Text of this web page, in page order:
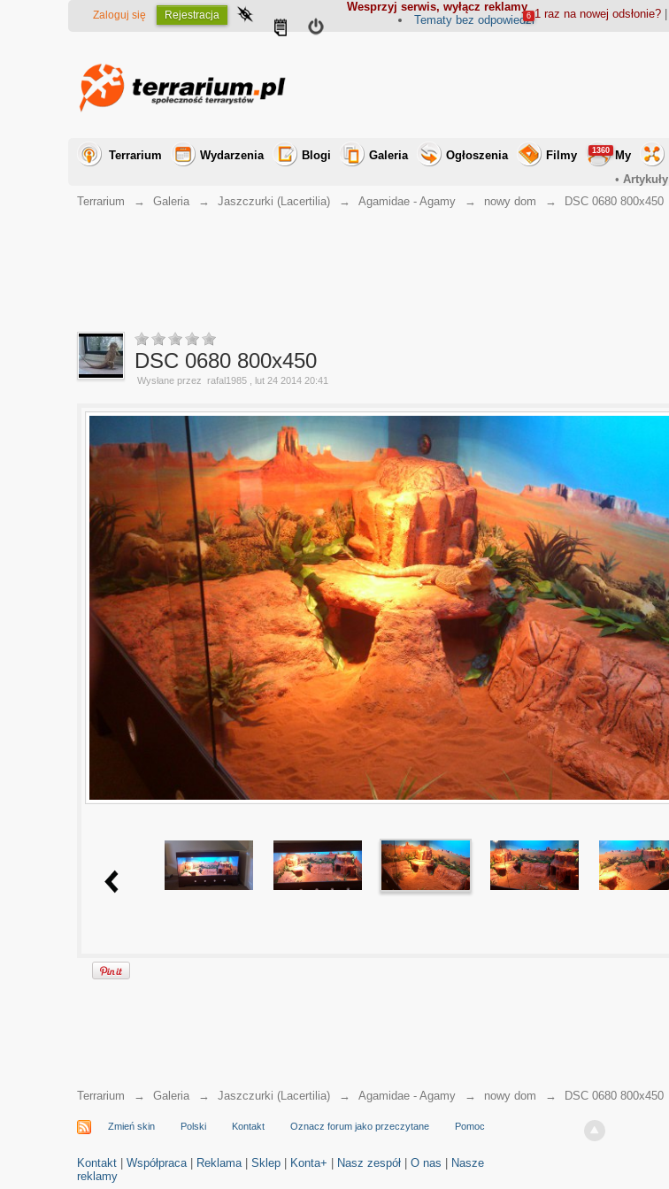
Wesprzyj serwis, wyłącz reklamy
Zaloguj się Rejestracja 1 raz na nowej odsłonie?|
Tematy bez odpowiedzi
6
Terrarium Wydarzenia Blogi Galeria Ogłoszenia Filmy My
1360
• Artykuły
Terrarium
→ Galeria → Jaszczurki (Lacertilia) → Agamidae - Agamy → nowy dom → DSC 0680 800x450
DSC 0680 800x450
Wysłane przez rafal1985 , lut 24 2014 20:41
Terrarium → Galeria → Jaszczurki (Lacertilia) → Agamidae - Agamy → nowy dom → DSC 0680 800x450
Zmień skin Polski Kontakt Oznacz forum jako przeczytane Pomoc
Kontakt |Współpraca Reklama |Sklep Konta+ Nasz zespół |O nas
Nasze
reklamy